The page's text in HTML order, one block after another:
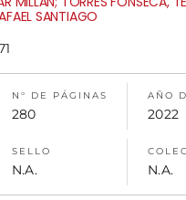
SANTIAGO
N° DE PÁGINAS
280
AÑO
2022
SELLO
N.A. N.A.